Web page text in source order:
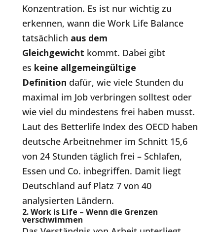
Konzentration. Es ist nur wichtig zu
erkennen, wann die Work Life Balance
tatsächlich aus dem
Gleichgewicht kommt. Dabei gibt
es keine allgemeingültige
Definition dafür, wie viele Stunden du
maximal im Job verbringen solltest oder
wie viel du mindestens frei haben musst.
Laut des Betterlife Index des OECD haben
deutsche Arbeitnehmer im Schnitt 15,6
von 24 Stunden täglich frei – Schlafen,
Essen und Co. inbegriffen. Damit liegt
Deutschland auf Platz 7 von 40
analysierten Ländern.
2. Work is Life – Wenn die Grenzen
verschwimmen